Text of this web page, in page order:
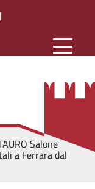
Salone
a Ferrara dal